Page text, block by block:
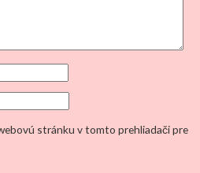
stránku v tomto prehliadači pre